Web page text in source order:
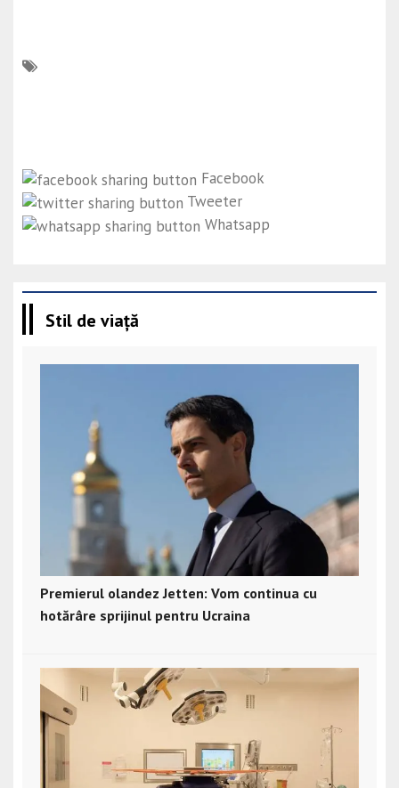
Facebook
Tweeter
Whatsapp
Stil de viață
Premierul olandez Jetten: Vom continua cu
hotărâre sprijinul pentru Ucraina